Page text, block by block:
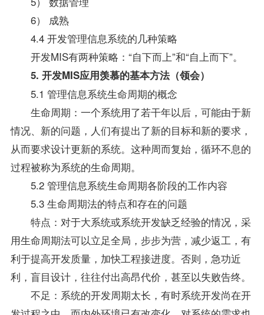
6） 成熟
4.4 开发管理信息系统的几种策略
开发MIS有两种策略：“自下而上”和“自上而下”。
5. 开发MIS应用羡慕的基本方法（领会）
5.1 管理信息系统生命周期的概念
生命周期：一个系统用了若干年以后，可能由于新
情况、新的问题，人们有提出了新的目标和新的要求，
从而要求设计更新的系统。这种周而复始，循环不息的
过程被称为系统的生命周期。
5.2 管理信息系统生命周期各阶段的工作内容
5.3 生命周期法的特点和存在的问题
特点：对于大系统或系统开发缺乏经验的情况，采
用生命周期法可以立足全局，步步为营，减少返工，有
利于提高开发质量，加快工程接进度。否则，急功近
利，盲目设计，往往付出高昂代价，甚至以失败告终。
不足：系统的开发周期太长，有时系统开发尚在开